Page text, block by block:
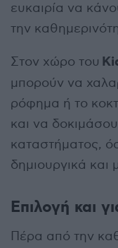
ευκαιρία να
την
Στον χώρο του
μπορούν να
ρόφημα ή το
και να
καταστήματος,
δημιουργικά και
Επιλογή και
Πέρα από την